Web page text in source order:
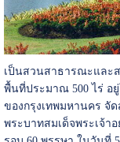
เป็นสวนสาธารณะและ
พื้นที่ประมาณ 500 ไร่ อ
ของกรุงเทพมหานคร จัด
พระบาทสมเด็จพระเจ้า